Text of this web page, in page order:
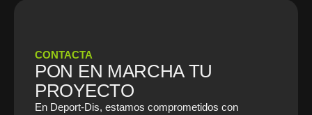
CONTACTA
PON EN MARCHA TU
PROYECTO
En Deport-Dis, estamos comprometidos con